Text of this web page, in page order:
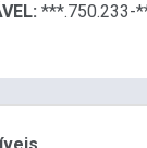
***.750.233-